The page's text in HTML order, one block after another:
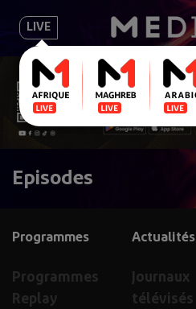
LIVE
Episodes
Actualités
Journaux
télévisés
Programmes
Programmes
Replay